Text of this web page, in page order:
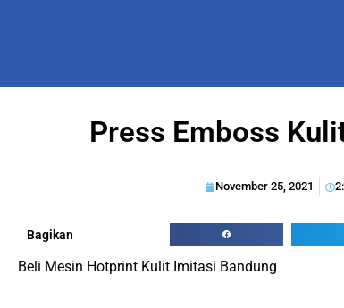
Press Emboss
November 25, 2021
Bagikan
Beli Mesin Hotprint Kulit Imitasi Bandung